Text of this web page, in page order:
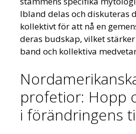
Ibland delas och diskuteras
kollektivt för att nå en
deras budskap, vilket
band och kollektiva
profetior: Hopp
i förändringens